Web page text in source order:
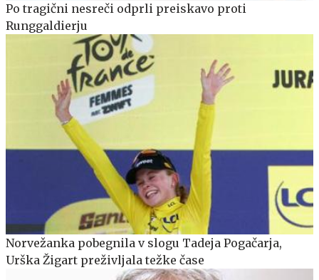
Po tragični nesreči odprli preiskavo proti
Runggaldierju
Norvežanka pobegnila v slogu Tadeja Pogačarja,
Urška Žigart preživljala težke čase